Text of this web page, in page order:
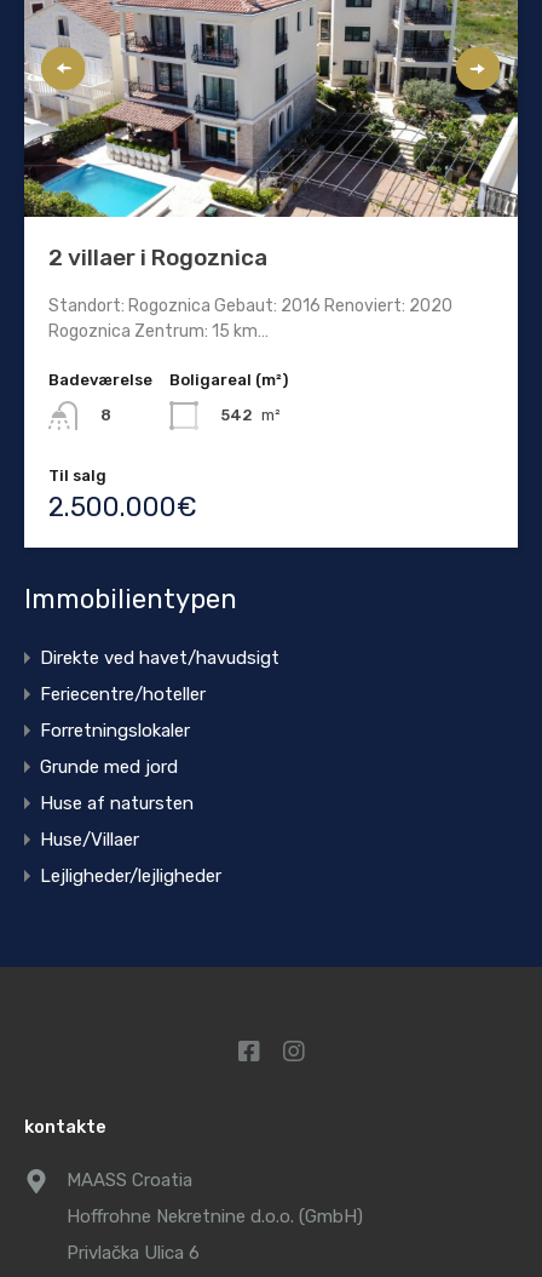
2 villaer i Rogoznica
Standort: Rogoznica Gebaut: 2016 Renoviert: 2020
Rogoznica Zentrum: 15 km…
Badeværelse
8
Boligareal (m²)
542 m²
Til salg
2.500.000€
Immobilientypen
Direkte ved havet/havudsigt
Feriecentre/hoteller
Forretningslokaler
Grunde med jord
Huse af natursten
Huse/Villaer
Lejligheder/lejligheder
kontakte
MAASS Croatia
Hoffrohne Nekretnine d.o.o. (GmbH)
Privlačka Ulica 6